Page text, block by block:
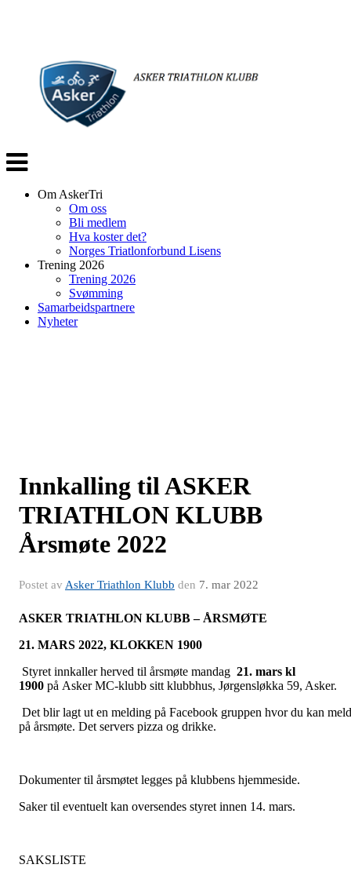
Veksle
navigasjon
Om AskerTri
Om oss
Bli medlem
Hva koster det?
Norges Triatlonforbund Lisens
Trening 2026
Trening 2026
Svømming
Samarbeidspartnere
Nyheter
Innkalling til ASKER
TRIATHLON KLUBB
Årsmøte 2022
Postet av Asker Triathlon Klubb den 7. mar 2022
ASKER TRIATHLON KLUBB – ÅRSMØTE
21. MARS 2022, KLOKKEN 1900
Styret innkaller herved til årsmøte mandag 21. mars kl
1900 på Asker MC-klubb sitt klubbhus, Jørgensløkka 59, Asker.
Det blir lagt ut en melding på Facebook gruppen hvor du kan
på årsmøte. Det servers pizza og drikke.
Dokumenter til årsmøtet legges på klubbens hjemmeside.
Saker til eventuelt kan oversendes styret innen 14. mars.
SAKSLISTE